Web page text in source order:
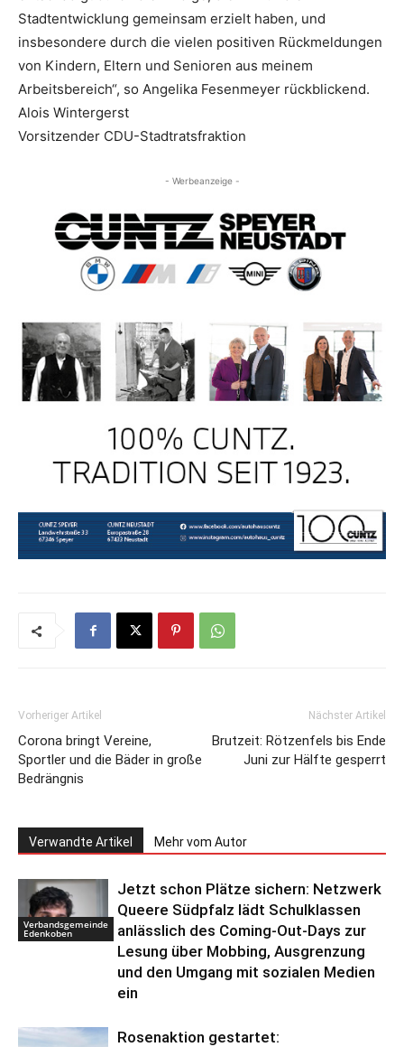
Stadtentwicklung gemeinsam erzielt haben, und
insbesondere durch die vielen positiven Rückmeldungen
von Kindern, Eltern und Senioren aus meinem
Arbeitsbereich“, so Angelika Fesenmeyer rückblickend.
Alois Wintergerst
Vorsitzender CDU-Stadtratsfraktion
- Werbeanzeige -
Vorheriger Artikel
Corona bringt Vereine,
Sportler und die Bäder in große
Bedrängnis
Nächster Artikel
Brutzeit: Rötzenfels bis Ende
Juni zur Hälfte gesperrt
Verwandte Artikel Mehr vom Autor
Verbandsgemeinde
Edenkoben
Jetzt schon Plätze sichern: Netzwerk
Queere Südpfalz lädt Schulklassen
anlässlich des Coming-Out-Days zur
Lesung über Mobbing, Ausgrenzung
und den Umgang mit sozialen Medien
ein
Rosenaktion gestartet: